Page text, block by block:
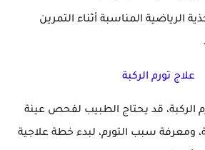
الرياضية المناسبة أثناء التمرين
علاج تورم الركبة
الركبة، قد يحتاج الطبيب لفحص عينة
ومعرفة سبب التورم، لبدء خطة علاجية